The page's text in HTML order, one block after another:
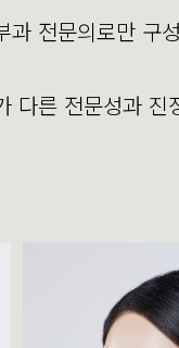
전문의로만 구
다른 전문성과 진